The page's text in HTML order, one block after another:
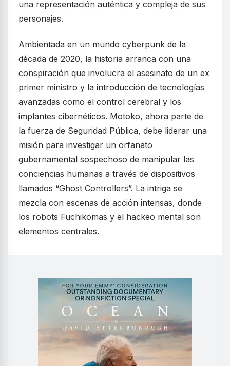
una representación auténtica y compleja de sus
personajes.
Ambientada en un mundo cyberpunk de la
década de 2020, la historia arranca con una
conspiración que involucra el asesinato de un ex
primer ministro y la introducción de tecnologías
avanzadas como el control cerebral y los
implantes cibernéticos. Motoko, ahora parte de
la fuerza de Seguridad Pública, debe liderar una
misión para investigar un orfanato
gubernamental sospechoso de manipular las
conciencias humanas a través de dispositivos
llamados “Ghost Controllers”. La intriga se
mezcla con escenas de acción intensas, donde
los robots Fuchikomas y el hackeo mental son
elementos centrales.